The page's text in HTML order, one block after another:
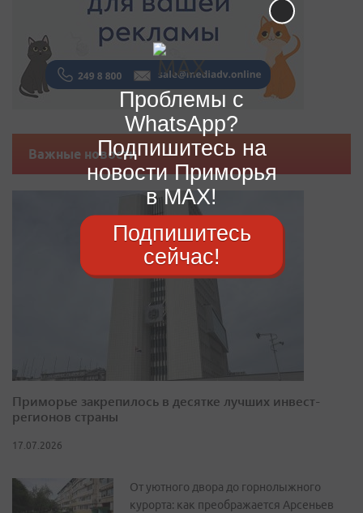
Важные новости
Приморье закрепилось в десятке лучших инвест-
регионов страны
17.07.2026
От уютного двора до горнолыжного
курорта: как преображается Арсеньев
Проблемы с
WhatsApp?
Подпишитесь на
новости Приморья
в MAX!
Подпишитесь
сейчас!